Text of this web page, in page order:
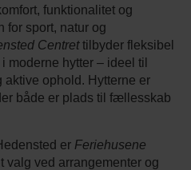
funktionalitet og
sport, natur og
Centrettilbyder fleksibel
moderne hytter – ideel til
aktive ophold. Hytterne er
både er plads til fællesskab
er Feriehusene
valg ved arrangementer og